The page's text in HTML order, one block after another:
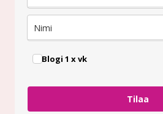
Blogi 1 x vk
Tilaa